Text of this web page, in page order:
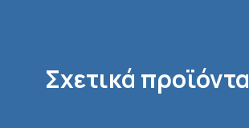
Σχετικά προϊόντα